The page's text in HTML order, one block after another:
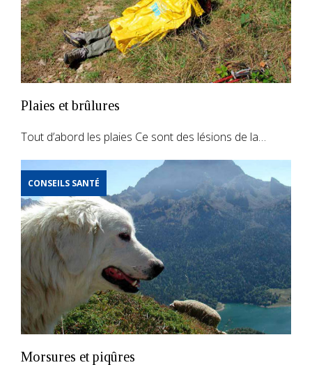
Plaies et brûlures
Tout d’abord les plaies Ce sont des lésions de la…
CONSEILS SANTÉ
Morsures et piqûres